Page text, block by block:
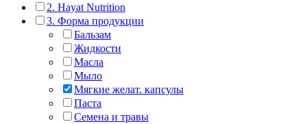
2. Hayat Nutrition
3. Форма продукции
Бальзам
Жидкости
Масла
Мыло
Мягкие желат. капсулы
Паста
Семена и травы